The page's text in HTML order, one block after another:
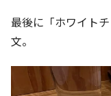
最後に「ホワイト
文。